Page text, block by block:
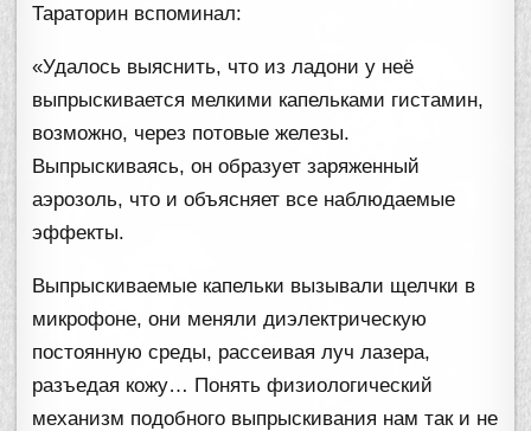
Тараторин вспоминал:
«Удалось выяснить, что из ладони у неё
выпрыскивается мелкими капельками гистамин,
возможно, через потовые железы.
Выпрыскиваясь, он образует заряженный
аэрозоль, что и объясняет все наблюдаемые
эффекты.
Выпрыскиваемые капельки вызывали щелчки в
микрофоне, они меняли диэлектрическую
постоянную среды, рассеивая луч лазера,
разъедая кожу… Понять физиологический
механизм подобного выпрыскивания нам так и не